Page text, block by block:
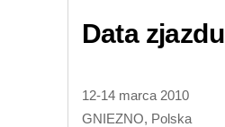
Data zjazdu
12-14 marca 2010
GNIEZNO, Polska